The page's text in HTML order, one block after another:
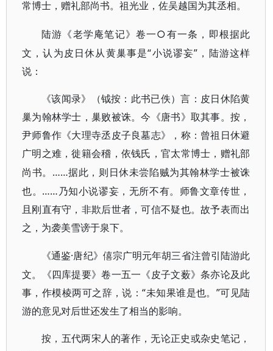
常博士，赠礼部尚书。祖光业，佐吴越国为其丞相。
陆游《老学庵笔记》卷一○有一条，即根据此
文，认为皮日休从黄巢事是“小说谬妄”，陆游这样
说：
《该闻录》（钺按：此书已佚）言：皮日休陷黄
巢为翰林学士，巢败被诛。今《唐书》取其事。按，
尹师鲁作《大理寺丞皮子良墓志》，称：曾祖日休避
广明之难，徙籍会稽，依钱氏，官太常博士，赠礼部
尚书。 ……据此，则日休未尝陷贼为其翰林学士被诛
也。……乃知小说谬妄，无所不有。师鲁文章传世，
且刚直有守，非欺后世者，可信不疑也。故予表而出
之，为袭美雪谤于泉下。
《通鉴·唐纪》僖宗广明元年胡三省注曾引陆游此
文。《四库提要》卷一五一《皮子文薮》条亦论及此
事，作模棱两可之辞，说：“未知果谁是也。”可见陆
游的意见对后世还发生了相当的影响。
按，五代两宋人的著作，无论正史或杂史笔记，